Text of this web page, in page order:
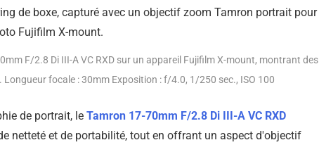
F/2.8 Di III-A VC RXD sur un appareil Fujifilm X-mount, montrant des
focale : 30mm Exposition : f/4.0, 1/250 sec., ISO 100
de portrait, le Tamron 17-70mm F/2.8 Di III-A VC RXD
netteté et de portabilité, tout en offrant un aspect d'objectif